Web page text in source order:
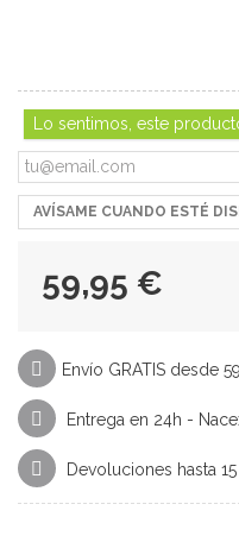
Lo sentimos, este
AVÍSAME CUANDO ESTÉ
59,95 €
Envío GRATIS desde
Entrega en 24h -
Devoluciones hasta